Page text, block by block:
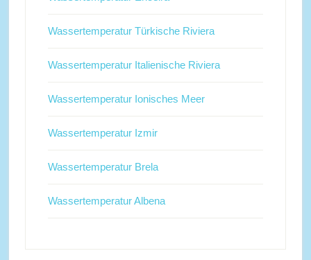
Wassertemperatur Türkische Riviera
Wassertemperatur Italienische Riviera
Wassertemperatur Ionisches Meer
Wassertemperatur Izmir
Wassertemperatur Brela
Wassertemperatur Albena